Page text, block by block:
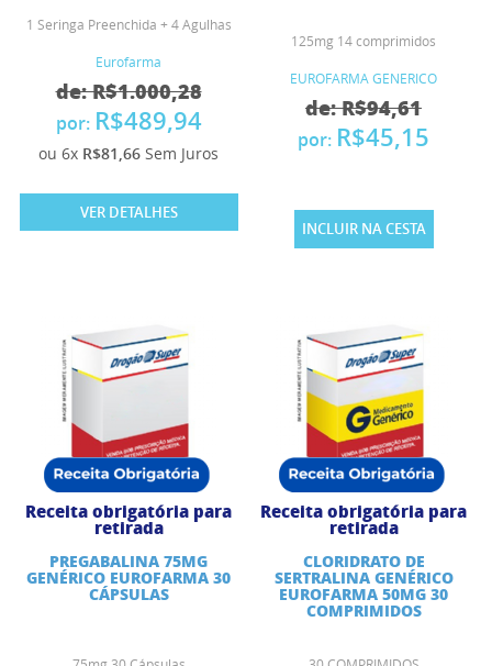
1 Seringa Preenchida + 4 Agulhas
Eurofarma
de: R$1.000,28
por: R$489,94
ou 6x R$81,66 Sem Juros
VER DETALHES
125mg 14 comprimidos
EUROFARMA GENERICO
de: R$94,61
por: R$45,15
INCLUIR NA CESTA
Receita obrigatória para
retirada
PREGABALINA 75MG
GENÉRICO EUROFARMA 30
CÁPSULAS
Receita obrigatória para
retirada
CLORIDRATO DE
SERTRALINA GENÉRICO
EUROFARMA 50MG 30
COMPRIMIDOS